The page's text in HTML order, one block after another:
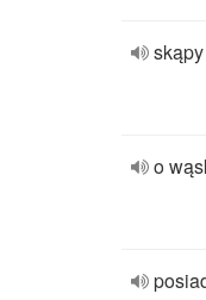
skąpy
o